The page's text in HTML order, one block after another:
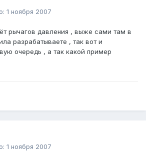
1 ноября 2007
рычагов давления , выже сами там в
разрабатываете , так вот и
очередь , а так какой пример
1 ноября 2007